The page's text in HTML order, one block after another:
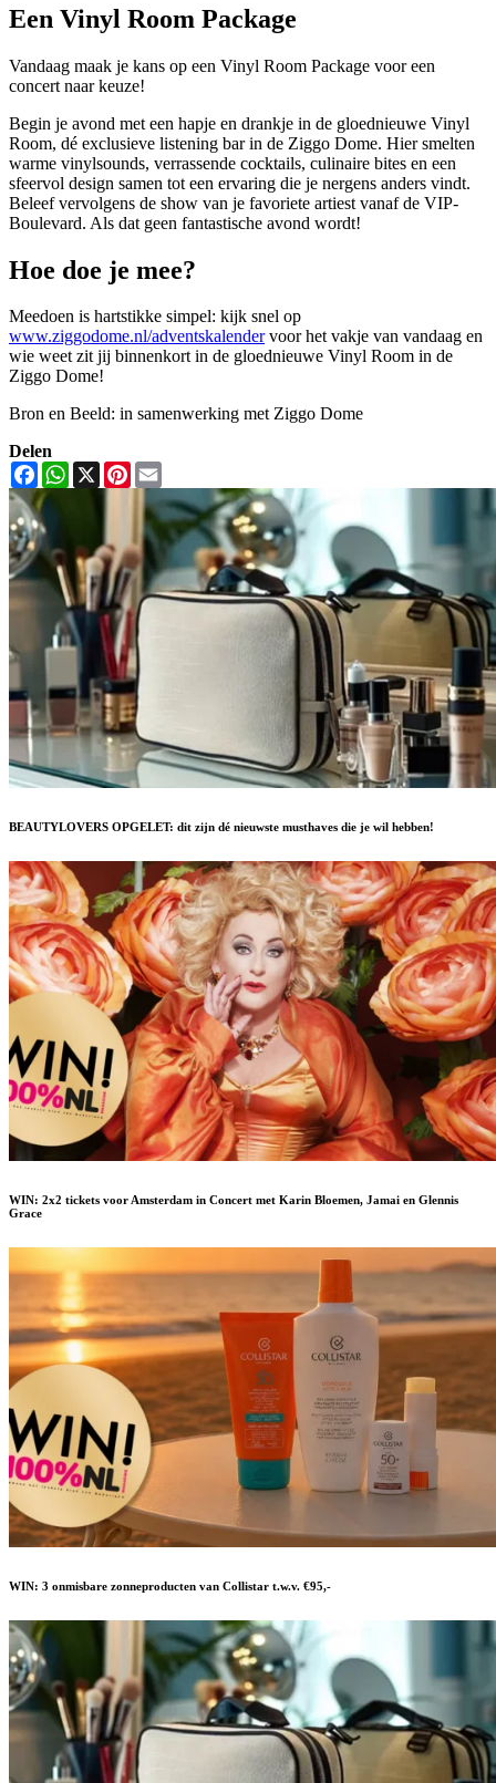
Een Vinyl Room Package
Vandaag maak je kans op een Vinyl Room Package voor een
concert naar keuze!
Begin je avond met een hapje en drankje in de gloednieuwe Vinyl
Room, dé exclusieve listening bar in de Ziggo Dome. Hier smelten
warme vinylsounds, verrassende cocktails, culinaire bites en een
sfeervol design samen tot een ervaring die je nergens anders vindt.
Beleef vervolgens de show van je favoriete artiest vanaf de VIP-
Boulevard. Als dat geen fantastische avond wordt!
Hoe doe je mee?
Meedoen is hartstikke simpel: kijk snel op
www.ziggodome.nl/adventskalendervoor het vakje van vandaag en
wie weet zit jij binnenkort in de gloednieuwe Vinyl Room in de
Ziggo Dome!
Bron en Beeld: in samenwerking met Ziggo Dome
Delen
FacebookWhatsApp
X Pinterest
BEAUTYLOVERS OPGELET: dit zijn dé nieuwste musthaves die je wil hebben!
WIN: 2x2 tickets voor Amsterdam in Concert met Karin Bloemen, Jamai en Glennis
Grace
WIN: 3 onmisbare zonneproducten van Collistar t.w.v. €95,-